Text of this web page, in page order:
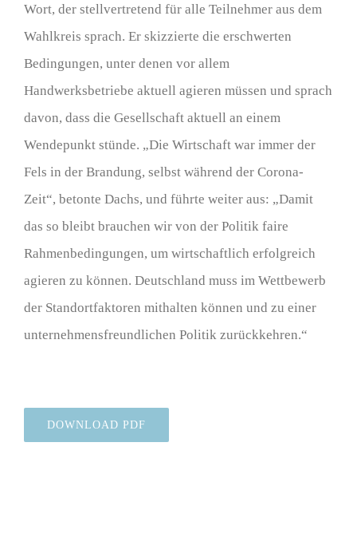
Wort, der stellvertretend für alle Teilnehmer aus dem
Wahlkreis sprach. Er skizzierte die erschwerten
Bedingungen, unter denen vor allem
Handwerksbetriebe aktuell agieren müssen und sprach
davon, dass die Gesellschaft aktuell an einem
Wendepunkt stünde. „Die Wirtschaft war immer der
Fels in der Brandung, selbst während der Corona-
Zeit“, betonte Dachs, und führte weiter aus: „Damit
das so bleibt brauchen wir von der Politik faire
Rahmenbedingungen, um wirtschaftlich erfolgreich
agieren zu können. Deutschland muss im Wettbewerb
der Standortfaktoren mithalten können und zu einer
unternehmensfreundlichen Politik zurückkehren.“
DOWNLOAD PDF